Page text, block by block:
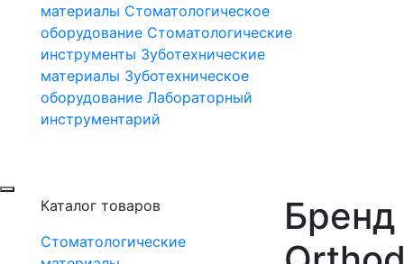
материалы Стоматологическое
оборудование Стоматологические
инструменты Зуботехнические
материалы Зуботехническое
оборудование Лабораторный
инструментарий
Каталог товаров
Стоматологические
Бренд